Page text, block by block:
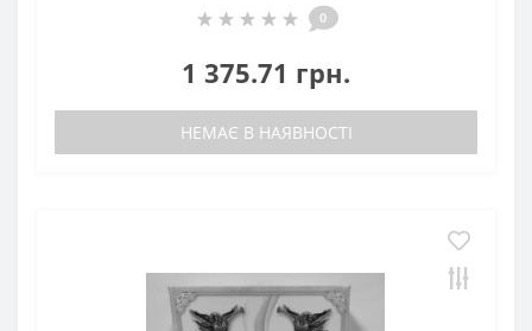
0
1 375.71 грн.
НЕМАЄ В НАЯВНОСТІ